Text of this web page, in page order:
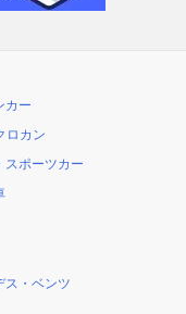
カー
ロカン
スポーツカー
ス・ベンツ